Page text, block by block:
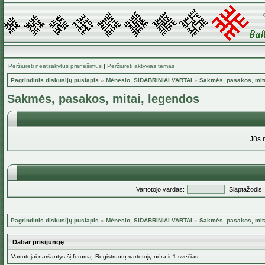
Peržiūrėti neatsakytus pranešimus | Peržiūrėti aktyvias temas
Pagrindinis diskusijų puslapis » Mėnesio, SIDABRINIAI VARTAI » Sakmės, pasakos,
Sakmės, pasakos, mitai, legendos
Jūs
Vartotojo vardas: Slaptažodis:
Pagrindinis diskusijų puslapis » Mėnesio, SIDABRINIAI VARTAI » Sakmės, pasakos,
Dabar prisijungę
Vartotojai naršantys šį forumą: Registruotų vartotojų nėra ir 1 svečias